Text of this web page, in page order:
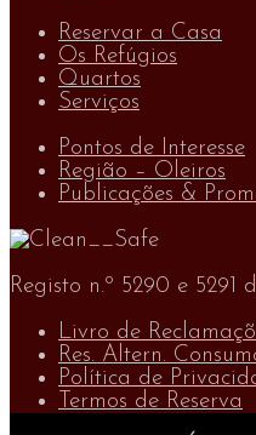
Reservar a Casa
Os Refúgios
Quartos
Serviços
Pontos de Interesse
Região – Oleiros
Publicações &
Registo n.º 5290 e 5291
Livro de
Res. Altern.
Política de
Termos de Reserva